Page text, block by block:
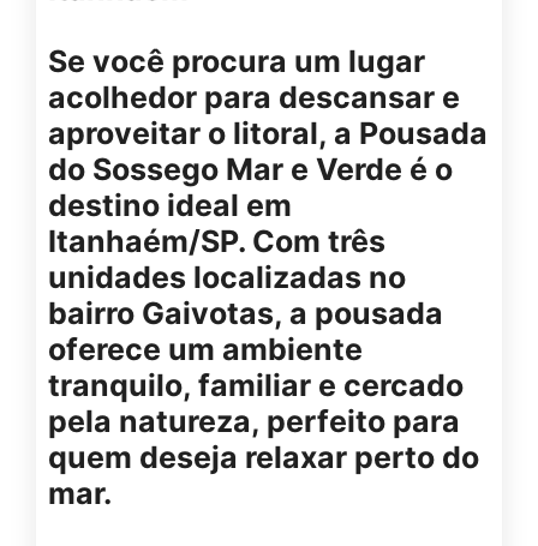
Se você procura um lugar
acolhedor para descansar e
aproveitar o litoral, a Pousada
do Sossego Mar e Verde é o
destino ideal em
Itanhaém/SP. Com três
unidades localizadas no
bairro Gaivotas, a pousada
oferece um ambiente
tranquilo, familiar e cercado
pela natureza, perfeito para
quem deseja relaxar perto do
mar.